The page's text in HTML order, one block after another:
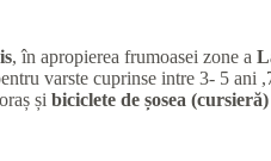
, în apropierea frumoasei zone a
varste cuprinse intre 3- 5 ani
și biciclete de șosea (cursieră)